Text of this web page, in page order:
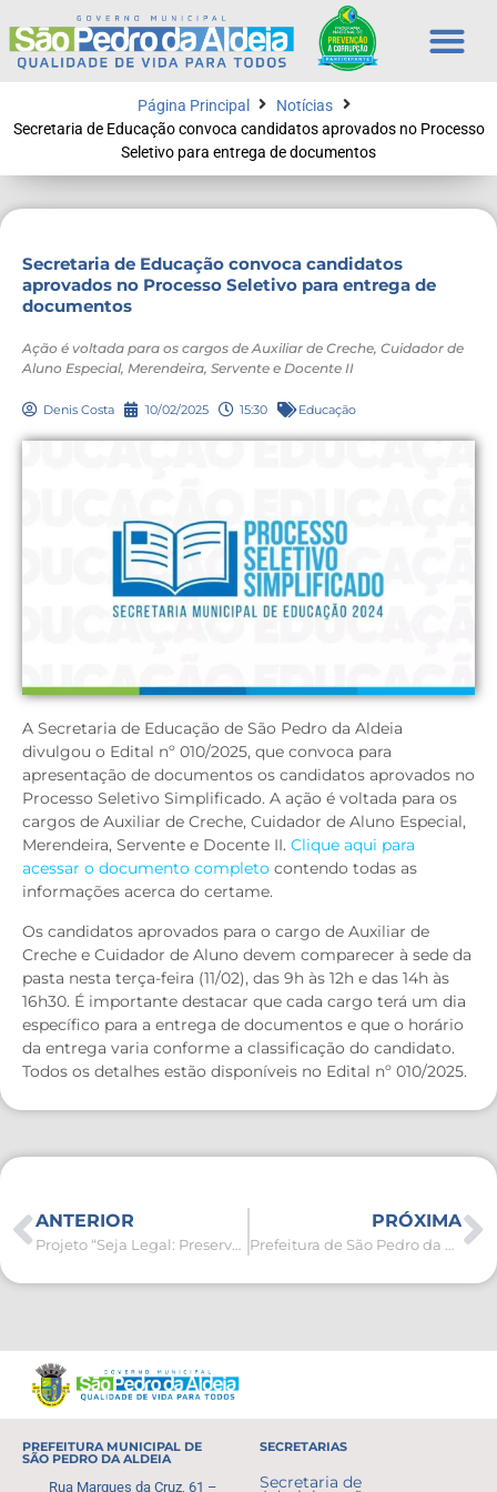
Página Principal
Notícias
Secretaria de Educação convoca candidatos aprovados no Processo
Seletivo para entrega de documentos
Secretaria de Educação convoca candidatos
aprovados no Processo Seletivo para entrega de
documentos
Ação é voltada para os cargos de Auxiliar de Creche, Cuidador de
Aluno Especial, Merendeira, Servente e Docente II
Denis Costa 10/02/2025 15:30 Educação
A Secretaria de Educação de São Pedro da Aldeia
divulgou o Edital nº 010/2025, que convoca para
apresentação de documentos os candidatos aprovados no
Processo Seletivo Simplificado. A ação é voltada para os
cargos de Auxiliar de Creche, Cuidador de Aluno Especial,
Merendeira, Servente e Docente II. Clique aqui para
acessar o documento completo contendo todas as
informações acerca do certame.
Os candidatos aprovados para o cargo de Auxiliar de
Creche e Cuidador de Aluno devem comparecer à sede da
pasta nesta terça-feira (11/02), das 9h às 12h e das 14h às
16h30. É importante destacar que cada cargo terá um dia
específico para a entrega de documentos e que o horário
da entrega varia conforme a classificação do candidato.
Todos os detalhes estão disponíveis no Edital nº 010/2025.
ANTERIOR
Projeto “Seja Legal: Preservar é Fundamental” recolhe mais de 60kg de lixo na Trilha dos Cardeiros
PRÓXIMA
Prefeitura de São Pedro da Aldeia avança na construção do novo Hospital Municipal
PREFEITURA MUNICIPAL DE
SÃO PEDRO DA ALDEIA
Rua Marques da Cruz, 61 –
SECRETARIAS
Secretaria de